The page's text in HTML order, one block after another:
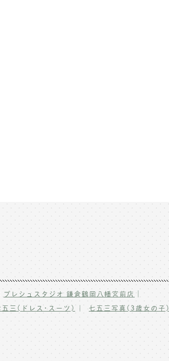
･10歳の祝い記念撮影
ォト撮影
プレシュスタジオ 鎌倉鶴岡八幡宮前店 ｜
五三(ドレス･スーツ)
七五三写真(3歳女の子)